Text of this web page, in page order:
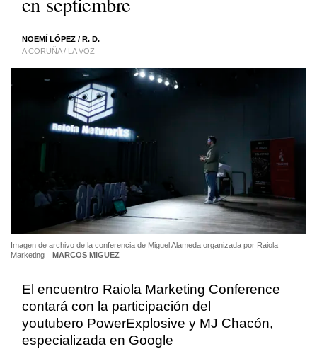
NOEMÍ LÓPEZ / R. D.
A CORUÑA / LA VOZ
Imagen de archivo de la conferencia de Miguel Alameda organizada por Raiola
Marketing
MARCOS MIGUEZ
El encuentro Raiola Marketing Conference
contará con la participación del
youtubero PowerExplosive y MJ Chacón,
especializada en Google